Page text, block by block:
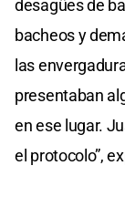
desagües de
bacheos y
las
presentaban
en ese lugar.
el protocolo”,